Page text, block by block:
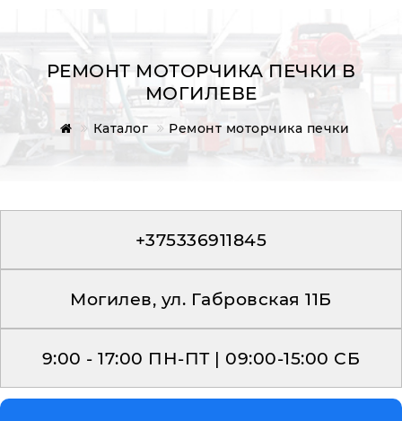
Главная
Обратная связь
РЕМОНТ МОТОРЧИКА ПЕЧКИ В
МОГИЛЕВЕ
Каталог Ремонт моторчика печки
+375336911845
Могилев, ул. Габровская 11Б
9:00 - 17:00 ПН-ПТ | 09:00-15:00 СБ